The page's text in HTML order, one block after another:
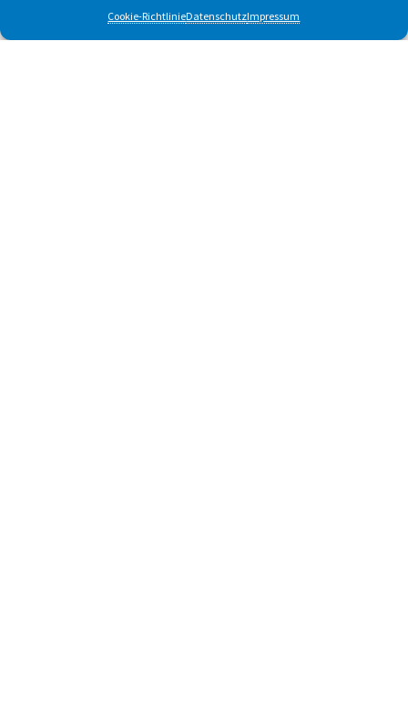
Cookie-RichtlinieDatenschutzImpressum